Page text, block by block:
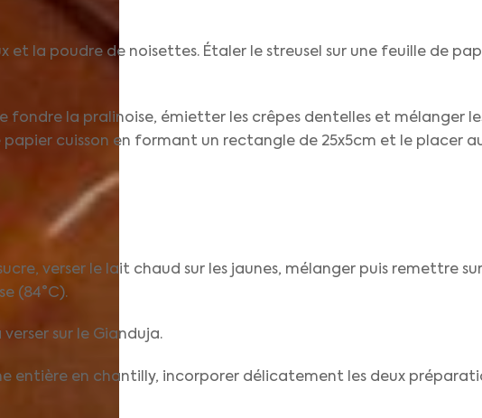
et la poudre de noisettes. Étaler le streusel sur une feuille de
fondre la pralinoise, émietter les crêpes dentelles et mélanger
cuisson en formant un rectangle de 25x5cm et le placer
verser le lait chaud sur les jaunes, mélanger puis remettre
(84°C).
sur le Gianduja.
entière en chantilly, incorporer délicatement les deux